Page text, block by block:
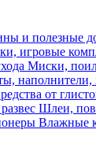
и полезные
игровые
Миски,
от
Шлеи,
Влажные